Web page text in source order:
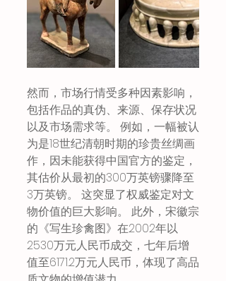
然而，市场行情受多种因素影响，
包括作品的真伪、来源、保存状况
以及市场需求等。 例如，一幅被认
为是18世纪清朝时期的珍贵丝绸画
作，因未能获得中国官方的鉴定，
其估价从最初的300万英镑骤降至
3万英镑。 这突显了权威鉴定对文
物价值的巨大影响。 此外，宋徽宗
的《写生珍禽图》在2002年以
2530万元人民币成交，七年后增
值至6171.2万元人民币，体现了高品